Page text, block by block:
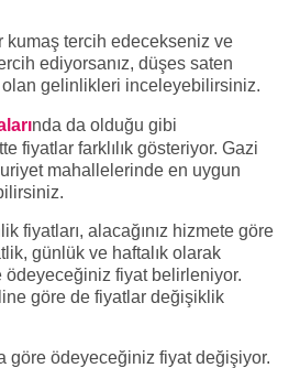
tercih edecekseniz ve
ediyorsanız, düşes saten
gelinlikleri inceleyebilirsiniz.
nda da olduğu gibi
fiyatlar farklılık gösteriyor. Gazi
mahallelerinde en uygun
fiyatları, alacağınız hizmete göre
günlük ve haftalık olarak
ödeyeceğiniz fiyat belirleniyor.
göre de fiyatlar değişiklik
göre ödeyeceğiniz fiyat değişiyor.